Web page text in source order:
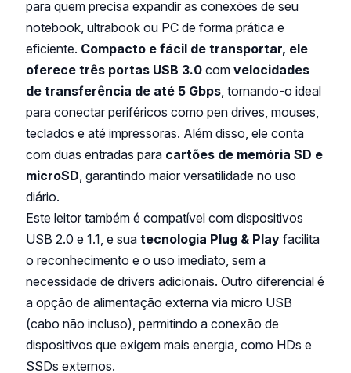
para quem precisa expandir as conexões de seu
notebook, ultrabook ou PC de forma prática e
eficiente. Compacto e fácil de transportar, ele
oferece três portas USB 3.0 com velocidades
de transferência de até 5 Gbps , tornando-o ideal
para conectar periféricos como pen drives, mouses,
teclados e até impressoras. Além disso, ele conta
com duas entradas para cartões de memória SD e
microSD , garantindo maior versatilidade no uso
diário.
Este leitor também é compatível com dispositivos
USB 2.0 e 1.1, e sua tecnologia Plug & Play facilita
o reconhecimento e o uso imediato, sem a
necessidade de drivers adicionais. Outro diferencial é
a opção de alimentação externa via micro USB
(cabo não incluso), permitindo a conexão de
dispositivos que exigem mais energia, como HDs e
SSDs externos.